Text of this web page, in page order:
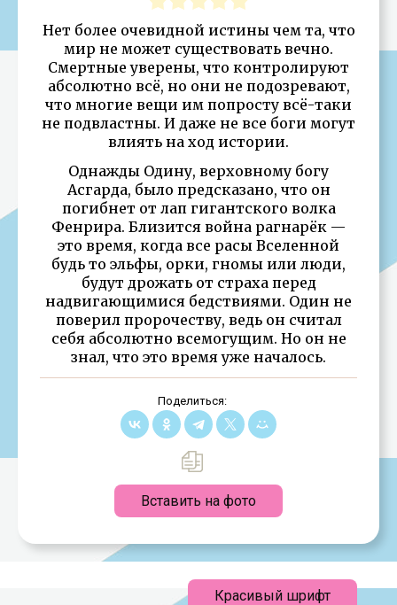
Нет более очевидной истины чем та, что
мир не может существовать вечно.
Смертные уверены, что контролируют
абсолютно всё, но они не подозревают,
что многие вещи им попросту всё-таки
не подвластны. И даже не все боги могут
влиять на ход истории.
Однажды Одину, верховному богу
Асгарда, было предсказано, что он
погибнет от лап гигантского волка
Фенрира. Близится война рагнарёк —
это время, когда все расы Вселенной
будь то эльфы, орки, гномы или люди,
будут дрожать от страха перед
надвигающимися бедствиями. Один не
поверил пророчеству, ведь он считал
себя абсолютно всемогущим. Но он не
знал, что это время уже началось.
Поделиться:
Вставить на фото
Красивый шрифт